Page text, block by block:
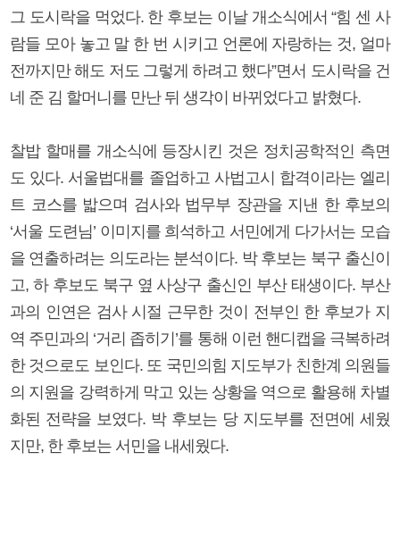
그 도시락을 먹었다. 한 후보는 이날 개소식에서 “힘 센 사
람들 모아 놓고 말 한 번 시키고 언론에 자랑하는 것, 얼마
전까지만 해도 저도 그렇게 하려고 했다”면서 도시락을 건
네 준 김 할머니를 만난 뒤 생각이 바뀌었다고 밝혔다.
찰밥 할매를 개소식에 등장시킨 것은 정치공학적인 측면
도 있다. 서울법대를 졸업하고 사법고시 합격이라는 엘리
트 코스를 밟으며 검사와 법무부 장관을 지낸 한 후보의
‘서울 도련님’ 이미지를 희석하고 서민에게 다가서는 모습
을 연출하려는 의도라는 분석이다. 박 후보는 북구 출신이
고, 하 후보도 북구 옆 사상구 출신인 부산 태생이다. 부산
과의 인연은 검사 시절 근무한 것이 전부인 한 후보가 지
역 주민과의 ‘거리 좁히기’를 통해 이런 핸디캡을 극복하려
한 것으로도 보인다. 또 국민의힘 지도부가 친한계 의원들
의 지원을 강력하게 막고 있는 상황을 역으로 활용해 차별
화된 전략을 보였다. 박 후보는 당 지도부를 전면에 세웠
지만, 한 후보는 서민을 내세웠다.